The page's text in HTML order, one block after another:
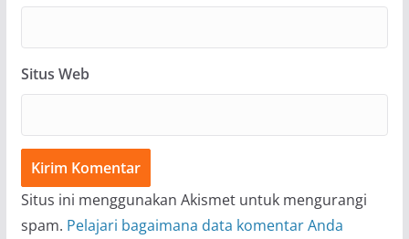
Situs Web
Situs ini menggunakan Akismet untuk mengurangi
spam. Pelajari bagaimana data komentar Anda